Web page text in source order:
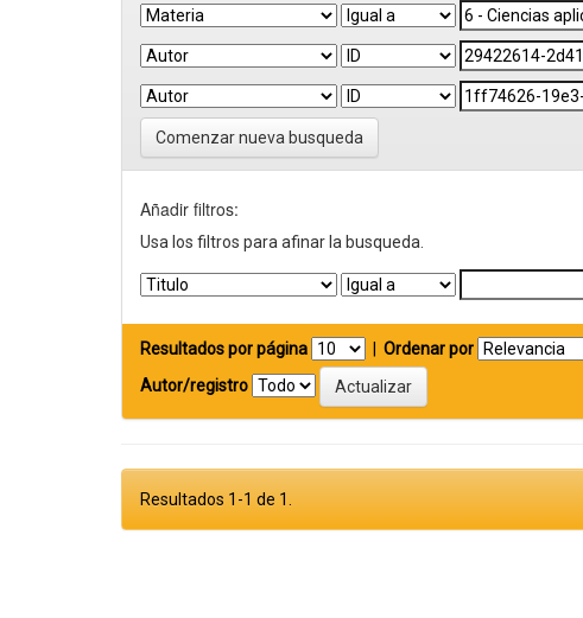
Comenzar nueva busqueda
Añadir filtros:
Usa los filtros para afinar la busqueda.
Resultados por página Ordenar por
Autor/registro
Resultados 1-1 de 1.